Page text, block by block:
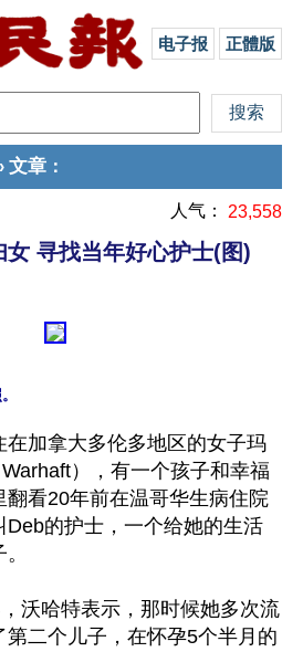
电子报 正體版
› 文章 ：
人气： 23,558
寻找当年好心护士(图)
在加拿大多伦多地区的女子玛
），有一个孩子和幸福
翻看20年前在温哥华生病住院
Deb的护士，一个给她的生活
沃哈特表示，那时候她多次流
第二个儿子，在怀孕5个半月的